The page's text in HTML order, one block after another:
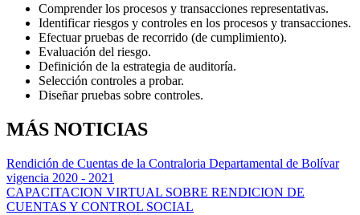
Comprender los procesos y transacciones representativas.
Identificar riesgos y controles en los procesos y transacciones.
Efectuar pruebas de recorrido (de cumplimiento).
Evaluación del riesgo.
Definición de la estrategia de auditoría.
Selección controles a probar.
Diseñar pruebas sobre controles.
MÁS NOTICIAS
Rendición de Cuentas de la Contraloria Departamental de Bolívar
vigencia 2020 - 2021
CAPACITACION VIRTUAL SOBRE RENDICION DE
CUENTAS Y CONTROL SOCIAL